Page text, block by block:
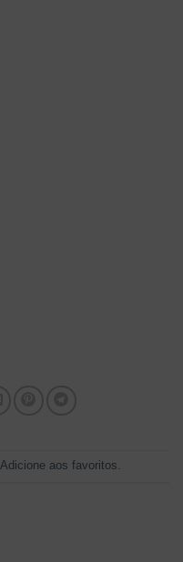
Adicione aos favoritos